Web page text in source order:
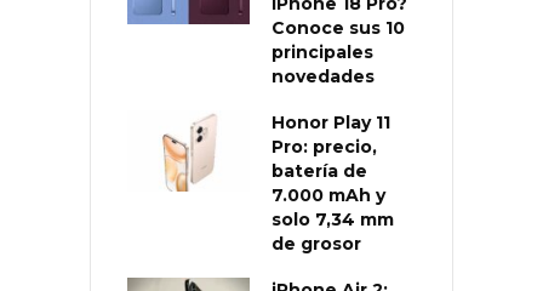
Conoce sus 10
principales
novedades
Honor Play 11
Pro: precio,
batería de
7.000 mAh y
solo 7,34 mm
de grosor